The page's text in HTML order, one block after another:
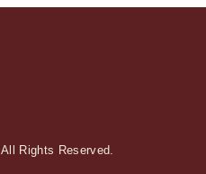
All Rights Reserved.